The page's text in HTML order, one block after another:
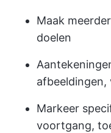
Maak
doelen
afbeeldingen,
Markeer
voortgang,